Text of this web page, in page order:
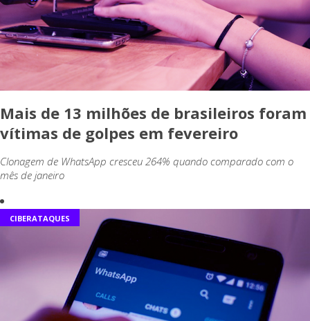
Mais de 13 milhões de brasileiros foram
vítimas de golpes em fevereiro
Clonagem de WhatsApp cresceu 264% quando comparado com o
mês de janeiro
CIBERATAQUES